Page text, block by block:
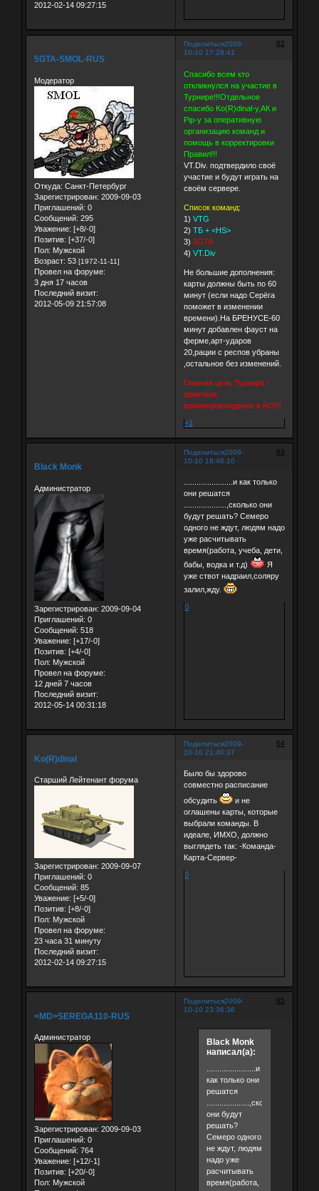
2012-02-14 09:27:15
Поделиться 62
2009-
10-10 17:29:41
5GTA-SMOL-RUS
Модератор
Откуда: Санкт-Петербург
Зарегистрирован: 2009-09-03
Приглашений: 0
Сообщений: 295
Уважение: [+8/-0]
Позитив: [+37/-0]
Пол: Мужской
Возраст: 53 [1972-11-11]
Провел на форуме:
3 дня 17 часов
Последний визит:
2012-05-09 21:57:08
Спасибо всем кто
откликнулся на участие в
Турнире!!!Отдельное
спасибо Ko(R)dinal-у,АК и
Pip-у за оперативную
организацию команд и
помощь в корректировки
Правил!!!
VT.Div. подтвердило своё
участие и будут играть на
своём сервере.
Список команд:
1) VTG
2) TБ + <HS>
3) 5GTA
4) VT.Div
Не большие дополнения:
карты должны быть по 60
минут (если надо Серёга
поможет в изменении
времени).На БРЕНУСЕ-60
минут добавлен фауст на
ферме,арт-ударов
20,рации с респов убраны
,остальное без изменений.
Главная цель Турнира -
приятное
времяпровождение в RO!!!
+1
Поделиться 63
2009-
10-10 18:48:10
Black Monk
Администратор
Зарегистрирован: 2009-09-04
Приглашений: 0
Сообщений: 518
Уважение: [+17/-0]
Позитив: [+4/-0]
Пол: Мужской
Провел на форуме:
12 дней 7 часов
Последний визит:
2012-05-14 00:31:18
.......................и как только
они решатся
....................,сколько они
будут решать? Семеро
одного не ждут, людям надо
уже расчитывать
время(работа, учеба, дети,
бабы, водка и т.д)
Я
уже ствот надраил,соляру
залил,жду.
0
Поделиться 64
2009-
10-10 21:40:37
Ko(R)dinal
Старший Лейтенант форума
Зарегистрирован: 2009-09-07
Приглашений: 0
Сообщений: 85
Уважение: [+5/-0]
Позитив: [+8/-0]
Пол: Мужской
Провел на форуме:
23 часа 31 минуту
Последний визит:
2012-02-14 09:27:15
Было бы здорово
совместно расписание
обсудить
и не
оглашены карты, которые
выбрали команды. В
идеале, ИМХО, должно
выглядеть так: -Команда-
Карта-Сервер-
0
Поделиться 65
2009-
10-10 23:36:36
<MD>SEREGA110-RUS
Администратор
Зарегистрирован: 2009-09-03
Приглашений: 0
Сообщений: 764
Уважение: [+12/-1]
Позитив: [+20/-0]
Пол: Мужской
Black Monk
написал(а):
.......................и
как только они
решатся
....................,сколько
они будут
решать?
Семеро одного
не ждут, людям
надо уже
расчитывать
время(работа,